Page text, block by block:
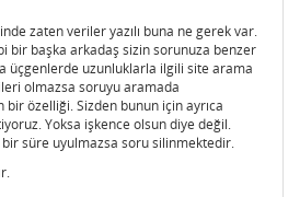
zaten veriler yazılı buna ne gerek var.
bir başka arkadaş sizin sorunuza benzer
üçgenlerde uzunluklarla ilgili site arama
olmazsa soruyu aramada
özelliği. Sizden bunun için ayrıca
Yoksa işkence olsun diye değil.
bir süre uyulmazsa soru silinmektedir.